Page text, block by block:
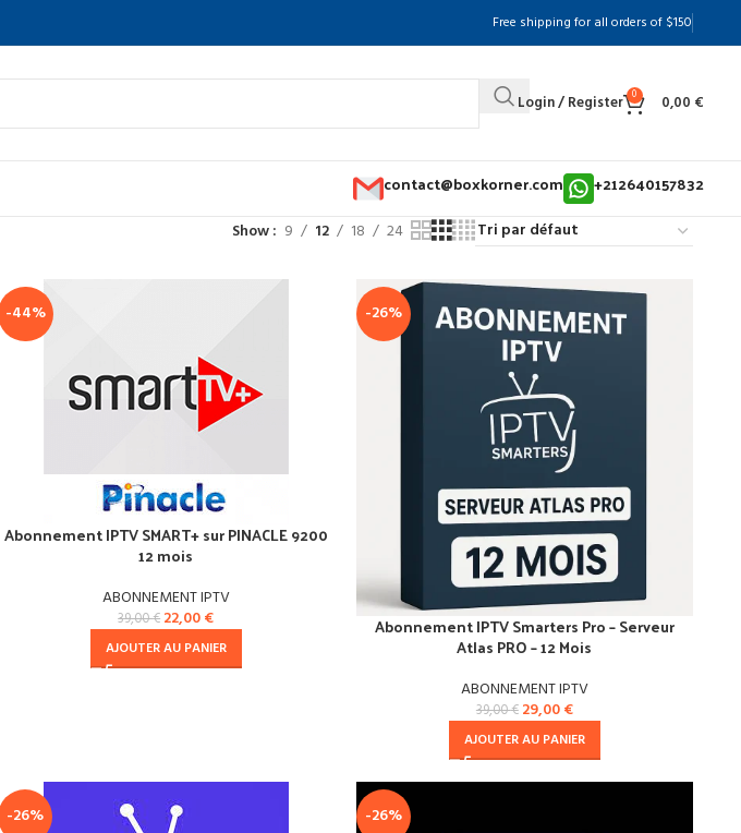
Free shipping for all orders of $150
Login / Register 0 0,00 €
contact@boxkorner.com +212640157832
Show 9 12 18 24
-44%
Abonnement IPTV SMART+ sur PINACLE 9200
12 mois
ABONNEMENT IPTV
39,00€ 22,00€
AJOUTER AU PANIER
-26%
Abonnement IPTV Smarters Pro – Serveur
Atlas PRO – 12 Mois
ABONNEMENT IPTV
39,00€ 29,00€
AJOUTER AU PANIER
-26% -26%